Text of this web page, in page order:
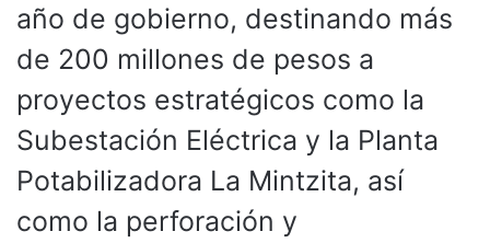
año de gobierno, destinando más
de 200 millones de pesos a
proyectos estratégicos como la
Subestación Eléctrica y la Planta
Potabilizadora La Mintzita, así
como la perforación y